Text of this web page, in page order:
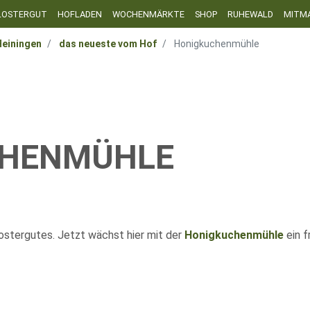
HOFLADEN WOCHENMÄRKTE SHOP RUHEWALD
das neueste vom Hof Honigkuchenmühle
Jetzt wächst hier mit der Honigkuchenmühle ein